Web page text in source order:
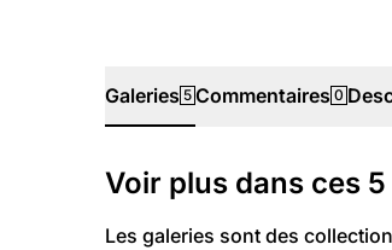
Galeries 5 Commentaires 0
Galeries
Voir plus dans ces 5
Les galeries sont des